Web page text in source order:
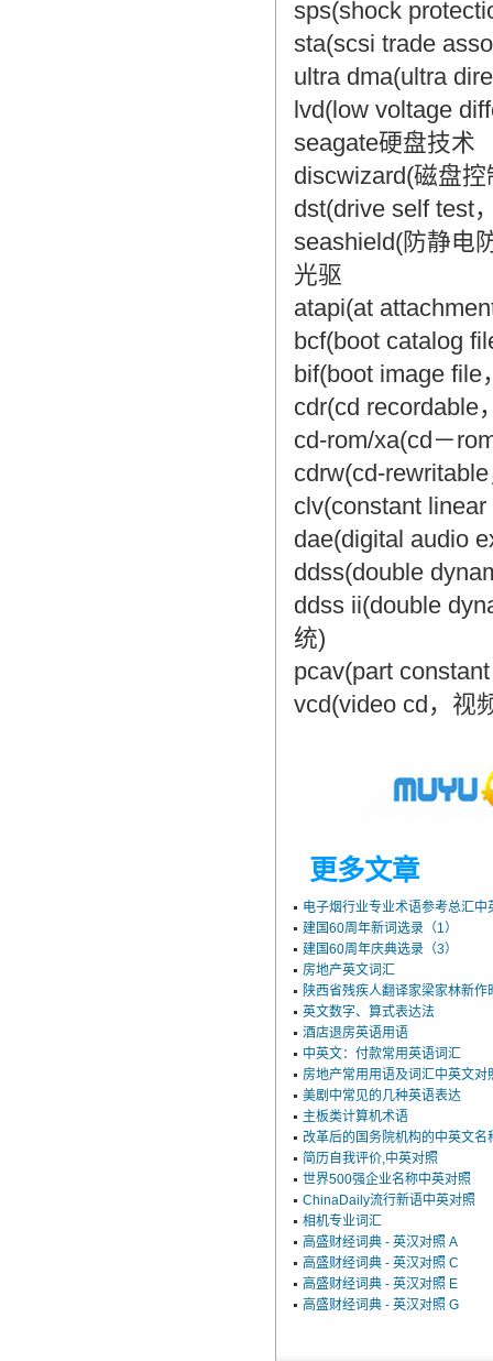
sps(shock
sta(scsi trade
ultra dma(ultra
lvd(low voltage
seagate硬盘技术
discwizard(磁盘
dst(drive self test
seashield(防静电
光驱
atapi(at
bcf(boot catalog
bif(boot image file
cdr(cd recordable
cd-rom/xa(cd－
cdrw(cd-
clv(constant
dae(digital audio
ddss(double
ddss ii(double
统)
pcav(part
vcd(video cd，视
更多文章
电子烟行业专业术语参考总汇中
建国60周年新词选录（1）
建国60周年庆典选录（3）
房地产英文词汇
陕西省残疾人翻译家梁家林新作
英文数字、算式表达法
酒店退房英语用语
中英文：付款常用英语词汇
房地产常用用语及词汇中英文对
美剧中常见的几种英语表达
主板类计算机术语
改革后的国务院机构的中英文名
简历自我评价,中英对照
世界500强企业名称中英对照
ChinaDaily流行新语中英对照
相机专业词汇
高盛财经词典 - 英汉对照 A
高盛财经词典 - 英汉对照 C
高盛财经词典 - 英汉对照 E
高盛财经词典 - 英汉对照 G